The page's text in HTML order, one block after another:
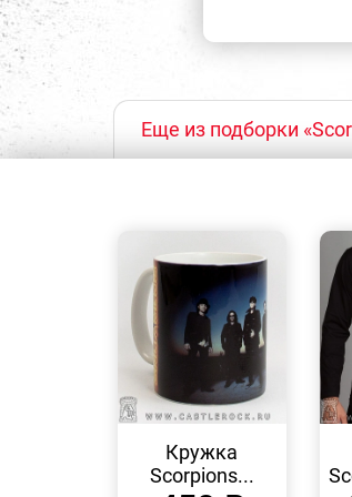
Еще из подборки
Кружка
Scorpions...